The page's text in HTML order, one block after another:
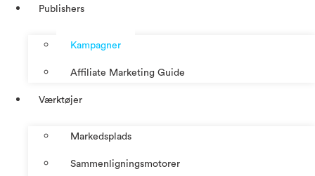
Publishers
Kampagner
Affiliate Marketing Guide
Værktøjer
Markedsplads
Sammenligningsmotorer